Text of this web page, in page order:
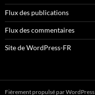
Flux des publications
Flux des commentaires
Site de WordPress-FR
Fièrement propulsé par WordPress